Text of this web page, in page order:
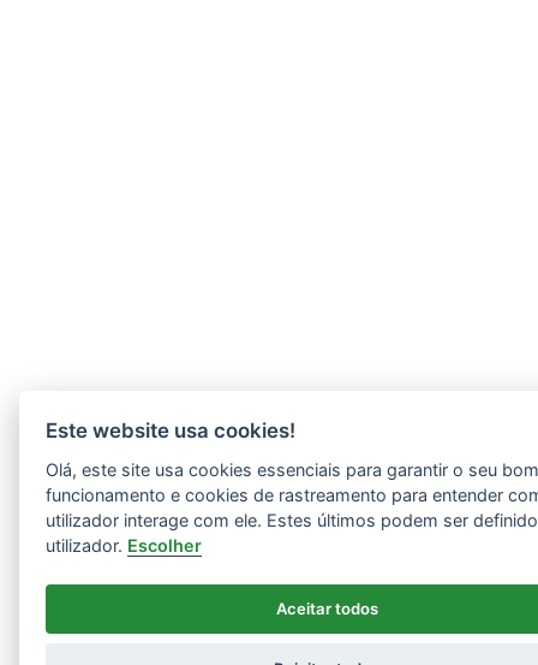
Este website usa cookies!
Olá, este site usa cookies essenciais para garantir o seu
funcionamento e cookies de rastreamento para entender
utilizador interage com ele. Estes últimos podem ser
utilizador. Escolher
Aceitar todos